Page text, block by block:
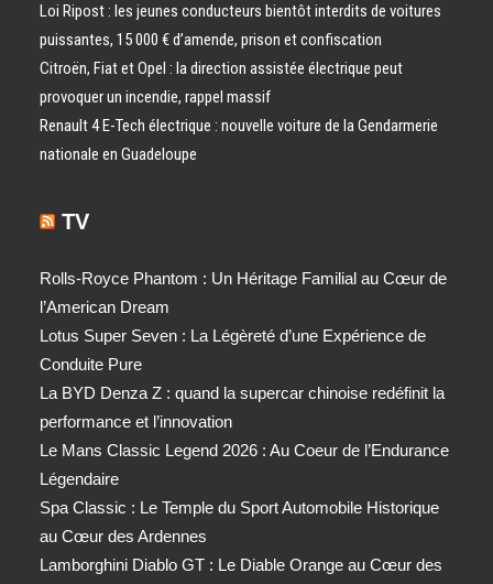
Loi Ripost : les jeunes conducteurs bientôt interdits de voitures
puissantes, 15 000 € d’amende, prison et confiscation
Citroën, Fiat et Opel : la direction assistée électrique peut
provoquer un incendie, rappel massif
Renault 4 E-Tech électrique : nouvelle voiture de la Gendarmerie
nationale en Guadeloupe
TV
Rolls-Royce Phantom : Un Héritage Familial au Cœur de
l’American Dream
Lotus Super Seven : La Légèreté d’une Expérience de
Conduite Pure
La BYD Denza Z : quand la supercar chinoise redéfinit la
performance et l’innovation
Le Mans Classic Legend 2026 : Au Coeur de l’Endurance
Légendaire
Spa Classic : Le Temple du Sport Automobile Historique
au Cœur des Ardennes
Lamborghini Diablo GT : Le Diable Orange au Cœur des